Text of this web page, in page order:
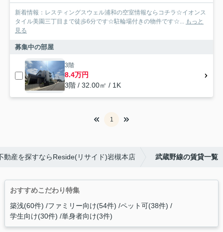
新着情報：レスティングスウェル浦和の空室情報ならコチラ☆イオンス
タイル美園三丁目まで徒歩6分です☆駐輪場付きの物件です☆... もっと
見る
募集中の部屋
3階
8.4万円
3階 / 32.00㎡ / 1K
1
動産を探すならReside(リサイド)岩槻本店 武蔵野線の賃貸一覧
おすすめこだわり特集
築浅(60件) ファミリー向け(54件) ペット可(38件)
学生向け(30件) 単身者向け(3件)